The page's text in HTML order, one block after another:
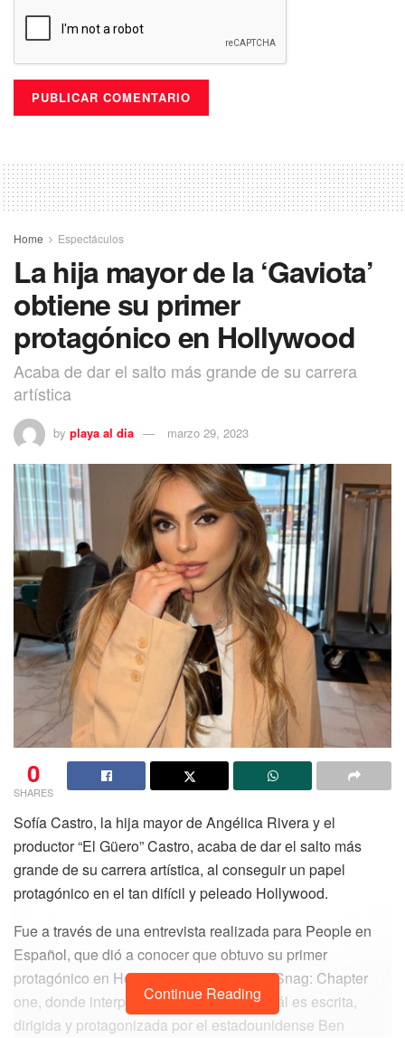
Home Espectáculos
La hija mayor de la ‘Gaviota’
obtiene su primer
protagónico en Hollywood
Acaba de dar el salto más grande de su carrera
artística
by playa al dia marzo 29, 2023
0
SHARES
Sofía Castro, la hija mayor de Angélica Rivera y el
productor “El Güero” Castro, acaba de dar el salto más
grande de su carrera artística, al conseguir un papel
protagónico en el tan difícil y peleado Hollywood.
Fue a través de una entrevista realizada para People en
Español, que dió a conocer que obtuvo su primer
protagónico en Hollywood en la película Snag: Chapter
one, donde interpretará a Valentina, la cuál es escrita,
dirigida y protagonizada por el estadounidense Ben
Continue Reading